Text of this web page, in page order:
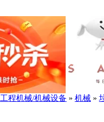
工程机械/机械设备 » 机械 »